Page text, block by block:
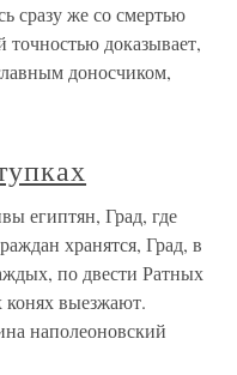
сразу же со смертью
точностью доказывает,
доносчиком,
египтян, Град, где
хранятся, Град, в
по двести Ратных
выезжают.
наполеоновский